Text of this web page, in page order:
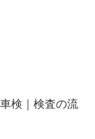
検｜検査の流